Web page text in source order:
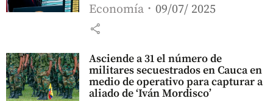
Economía 09/07/ 2025
share
Asciende a 31 el número de
militares secuestrados en Cauca en
medio de operativo para capturar a
aliado de ‘Iván Mordisco’